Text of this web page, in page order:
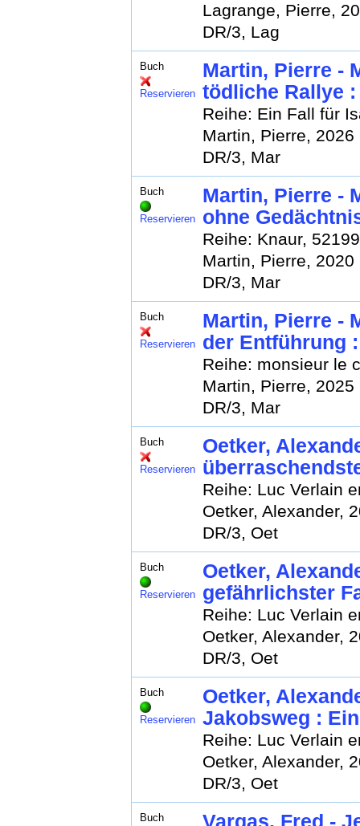
Lagrange, Pierre,
DR/3, Lag
Buch
Reservieren
Martin, Pierre -
tödliche Rallye
Reihe: Ein Fall für
Martin, Pierre, 2026
DR/3, Mar
Buch
Reservieren
Martin, Pierre -
ohne
Reihe: Knaur, 52199
Martin, Pierre, 2020
DR/3, Mar
Buch
Reservieren
Martin, Pierre -
der Entführung
Reihe: monsieur le
Martin, Pierre, 2025
DR/3, Mar
Buch
Reservieren
Oetker,
Reihe: Luc Verlain
Oetker, Alexander,
DR/3, Oet
Buch
Reservieren
Oetker,
gefährlichster
Reihe: Luc Verlain
Oetker, Alexander,
DR/3, Oet
Buch
Reservieren
Oetker,
Jakobsweg :
Reihe: Luc Verlain
Oetker, Alexander,
DR/3, Oet
Buch Vargas, Fred -